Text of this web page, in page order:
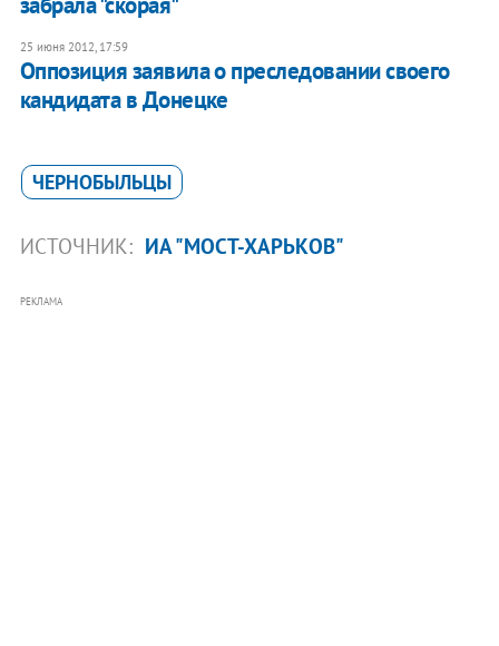
25 июня 2012, 17:59
Оппозиция заявила о преследовании своего
кандидата в Донецке
ЧЕРНОБЫЛЬЦЫ
ИСТОЧНИК: ИА "МОСТ-ХАРЬКОВ"
РЕКЛАМА